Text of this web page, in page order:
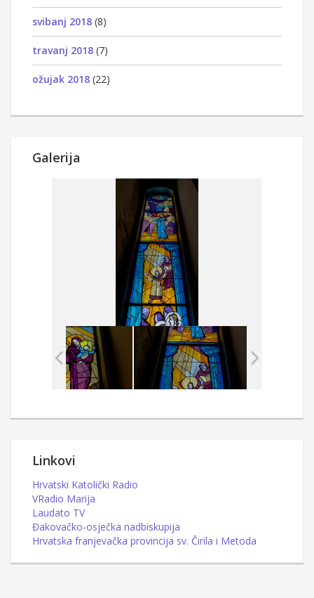
svibanj 2018 (8)
travanj 2018 (7)
ožujak 2018 (22)
Galerija
Linkovi
Hrvatski Katolički Radio
VRadio Marija
Laudato TV
Đakovačko-osječka nadbiskupija
Hrvatska franjevačka provincija sv. Čirila i Metoda